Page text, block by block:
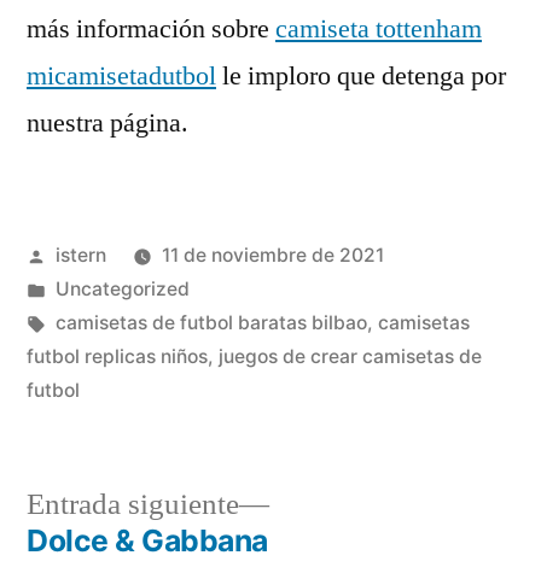
más información sobre camiseta tottenham
micamisetadutbolle imploro que detenga por
nuestra página.
Publicado
por
istern
11 de noviembre de 2021
Publicado
en
Uncategorized
Etiquetas:
camisetas de futbol baratas bilbao, camisetas
futbol replicas niños, juegos de crear camisetas de
futbol
Entrada siguiente
Entrada
Dolce & Gabbana